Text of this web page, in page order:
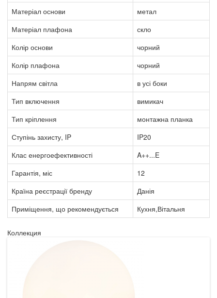
Матеріал основи
метал
Матеріал плафона
скло
Колір основи
чорний
Колір плафона
чорний
Напрям світла
в усі боки
Тип включення
вимикач
Тип кріплення
монтажна планка
Ступінь захисту, IP
IP20
Клас енергоефективності
A++...E
Гарантія, міс
12
Країна реєстрації бренду
Данія
Приміщення, що рекомендується
Кухня,Вітальня
Коллекция